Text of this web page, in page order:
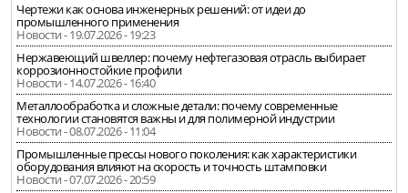
Чертежи как основа инженерных решений: от идеи до
промышленного применения
Новости - 19.07.2026 - 19:23
Нержавеющий швеллер: почему нефтегазовая отрасль выбирает
коррозионностойкие профили
Новости - 14.07.2026 - 16:40
Металлообработка и сложные детали: почему современные
технологии становятся важны и для полимерной индустрии
Новости - 08.07.2026 - 11:04
Промышленные прессы нового поколения: как характеристики
оборудования влияют на скорость и точность штамповки
Новости - 07.07.2026 - 20:59